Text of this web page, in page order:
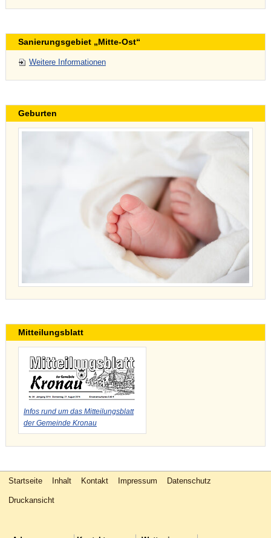
Sanierungsgebiet „Mitte-Ost“
Weitere Informationen
Geburten
Mitteilungsblatt
Infos rund um das Mitteilungsblatt
der Gemeinde Kronau
Startseite Inhalt Kontakt Impressum Datenschutz
Druckansicht